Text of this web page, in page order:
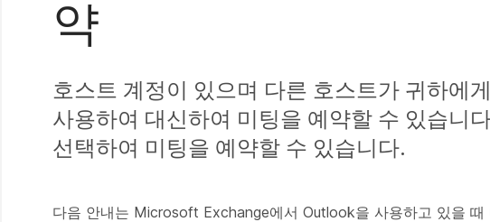
약
호스트 계정이 있으며 다른 호스트가 귀하에
사용하여 대신하여 미팅을 예약할 수 있습니
선택하여 미팅을 예약할 수 있습니다.
다음 안내는 Microsoft Exchange에서 Outlook을 사용하고 있을